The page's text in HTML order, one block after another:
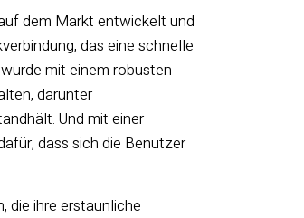
dem Markt entwickelt und
das eine schnelle
mit einem robusten
darunter
Und mit einer
dass sich die Benutzer
die ihre erstaunliche